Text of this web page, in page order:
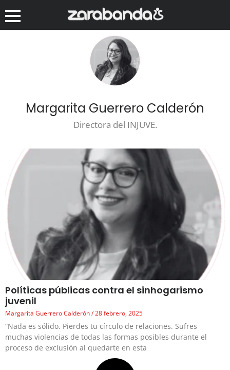
Margarita Guerrero Calderón
Directora del INJUVE.
Políticas públicas contra el sinhogarismo
juvenil
Margarita Guerrero Calderón 28 febrero, 2025
“Nada es sólido. Pierdes tu círculo de relaciones. Sufres
muchas violencias de todas las formas posibles durante el
proceso de exclusión al quedarte en esta